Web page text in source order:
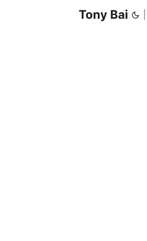
Tony Bai